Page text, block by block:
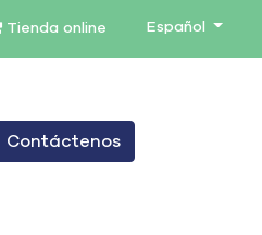
Tienda online Español
BLOG
Contáctenos